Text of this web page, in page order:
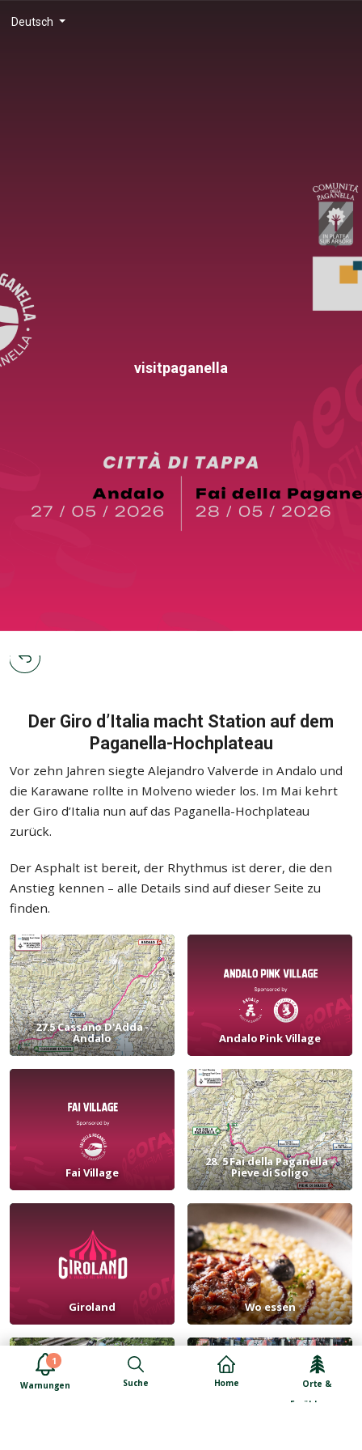
Deutsch
1
Warnungen Suche Home
Orte &
Erzählungen
visitpaganella
Der Giro d’Italia macht Station auf dem
Paganella-Hochplateau
Vor zehn Jahren siegte Alejandro Valverde in Andalo und
die Karawane rollte in Molveno wieder los. Im Mai kehrt
der Giro d’Italia nun auf das Paganella-Hochplateau
zurück.
Der Asphalt ist bereit, der Rhythmus ist derer, die den
Anstieg kennen – alle Details sind auf dieser Seite zu
finden.
27.5 Cassano D'Adda -
Andalo Andalo Pink Village
Fai Village
28. 5 Fai della Paganella -
Pieve di Soligo
Giroland Wo essen